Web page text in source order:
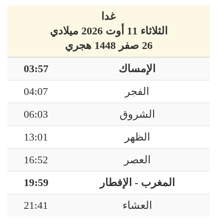
غدا
الثلاثاء 11 أوت 2026 ميلادي
26 صفر 1448 هجري
الإمساك
03:57
الفجر
04:07
الشروق
06:03
الظهر
13:01
العصر
16:52
المغرب - الإفطار
19:59
العشاء
21:41